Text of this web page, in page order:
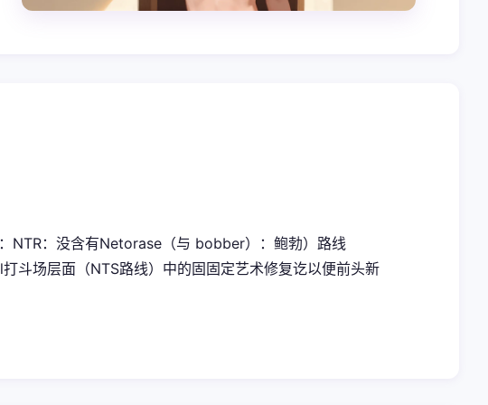
NTR：没含有Netorase（与 bobber）：鲍勃）路线
斗场层面（NTS路线）中的固固定艺术修复讫以便前头新